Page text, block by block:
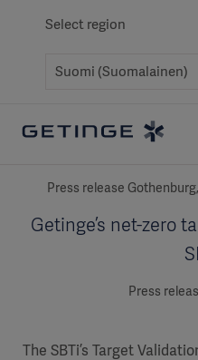
Select region
Press release
Getinge’s net-zero
Press
The SBTi’s Target